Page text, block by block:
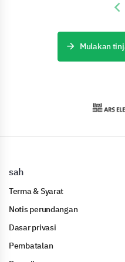
Mulakan
sah
Terma & Syarat
Notis perundangan
Dasar privasi
Pembatalan